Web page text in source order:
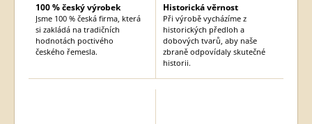
100 % český výrobek
Jsme 100 % česká firma, která
si zakládá na tradičních
hodnotách poctivého
českého řemesla.
Historická věrnost
Při výrobě vycházíme z
historických předloh a
dobových tvarů, aby naše
zbraně odpovídaly skutečné
historii.